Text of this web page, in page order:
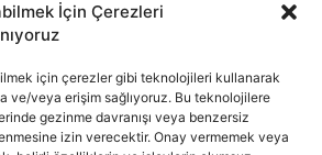
İçin Çerezleri
için çerezler gibi teknolojileri kullanarak
ve/veya erişim sağlıyoruz. Bu teknolojilere
gezinme davranışı veya benzersiz
izin verecektir. Onay vermemek veya
alan tüm haber metini, resim ve benzeri
Yayıncılık A.Ş.'ye aittir. Hiçbir şekilde
bir ortamda, kaynak gösterilse bile izin